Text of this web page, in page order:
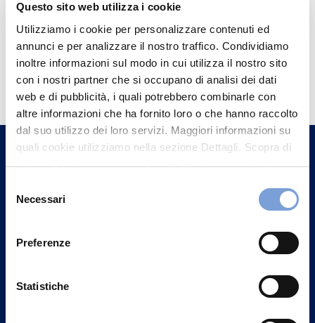
Questo sito web utilizza i cookie
Utilizziamo i cookie per personalizzare contenuti ed
annunci e per analizzare il nostro traffico. Condividiamo
inoltre informazioni sul modo in cui utilizza il nostro sito
con i nostri partner che si occupano di analisi dei dati
web e di pubblicità, i quali potrebbero combinarle con
altre informazioni che ha fornito loro o che hanno raccolto
dal suo utilizzo dei loro servizi. Maggiori informazioni su
quali cookie utilizziamo nella sezione Dettagli. Scopra di
più su chi siamo, come può contattarci e come trattiamo i
può trovare nel footer del sito nella sezione "Informativa
delNecessari
Preferenze
Statistiche
Hai bisogno di
informazioni?
Trova l'Agenzia più vicina a te e parla con
un nostro Agente.